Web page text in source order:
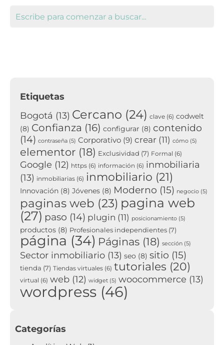
Etiquetas
Bogotá (13) Cercano (24) clave (6) codwelt
(8) Confianza (16) configurar (8) contenido
(14) contraseña (5) Corporativo (9) crear (11) cómo (5)
elementor (18) Exclusividad (7) Formal (6)
Google (12) https (6) información (6) inmobiliaria
(13) inmobiliarias (6) inmobiliario (21)
Innovación (8) Jóvenes (8) Moderno (15) negocio (5)
paginas web (23) pagina web
(27) paso (14) plugin (11) posicionamiento (5)
productos (8) Profesionales independientes (7)
página (34) Páginas (18) sección (5)
Sector inmobiliario (13) seo (8) sitio (15)
tienda (7) Tiendas virtuales (6) tutoriales (20)
virtual (6) web (12) widget (5) woocommerce (13)
wordpress (46)
Categorías